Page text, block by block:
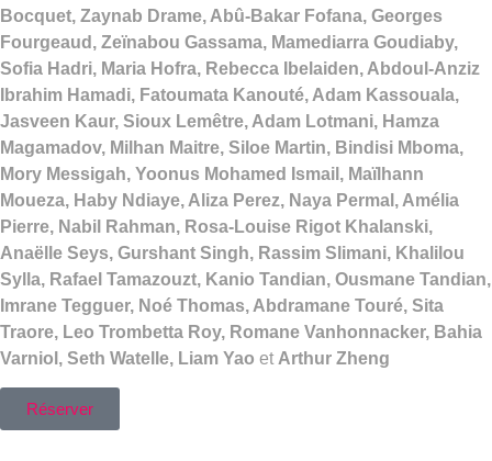
Bocquet, Zaynab Drame, Abû-Bakar Fofana, Georges
Fourgeaud, Zeïnabou Gassama, Mamediarra Goudiaby,
Sofia Hadri, Maria Hofra, Rebecca Ibelaiden, Abdoul-Anziz
Ibrahim Hamadi, Fatoumata Kanouté, Adam Kassouala,
Jasveen Kaur, Sioux Lemêtre, Adam Lotmani, Hamza
Magamadov, Milhan Maitre, Siloe Martin, Bindisi Mboma,
Mory Messigah, Yoonus Mohamed Ismail, Maïlhann
Moueza, Haby Ndiaye, Aliza Perez, Naya Permal, Amélia
Pierre, Nabil Rahman, Rosa-Louise Rigot Khalanski,
Anaëlle Seys, Gurshant Singh, Rassim Slimani, Khalilou
Sylla, Rafael Tamazouzt, Kanio Tandian, Ousmane Tandian,
Imrane Tegguer, Noé Thomas, Abdramane Touré, Sita
Traore, Leo Trombetta Roy, Romane Vanhonnacker, Bahia
Varniol, Seth Watelle, Liam Yao et Arthur Zheng
Réserver